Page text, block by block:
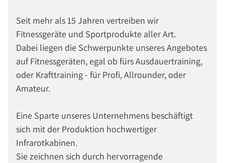
Seit mehr als 15 Jahren vertreiben wir
Fitnessgeräte und Sportprodukte aller Art.
Dabei liegen die Schwerpunkte unseres Angebotes
auf Fitnessgeräten, egal ob fürs Ausdauertraining,
oder Krafttraining - für Profi, Allrounder, oder
Amateur.
Eine Sparte unseres Unternehmens beschäftigt
sich mit der Produktion hochwertiger
Infrarotkabinen.
Sie zeichnen sich durch hervorragende